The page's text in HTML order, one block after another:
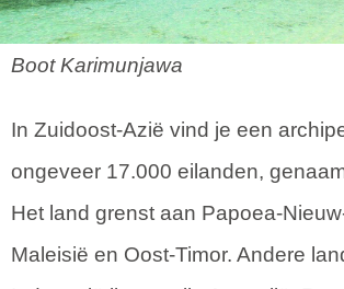
Boot Karimunjawa
In Zuidoost-Azië vind je een
ongeveer 17.000 eilanden,
Het land grenst aan Papoea-
Maleisië en Oost-Timor. Andere